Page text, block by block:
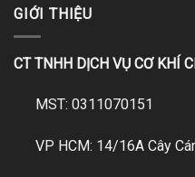
GIỚI THIỆU
CT TNHH DỊCH VỤ CƠ KHÍ
MST: 0311070151
VP HCM: 14/16A Cây